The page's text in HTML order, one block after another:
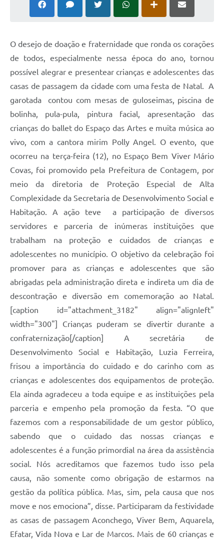
O desejo de doação e fraternidade que ronda os corações
de todos, especialmente nessa época do ano, tornou
possível alegrar e presentear crianças e adolescentes das
casas de passagem da cidade com uma festa de Natal. A
garotada contou com mesas de guloseimas, piscina de
bolinha, pula-pula, pintura facial, apresentação das
crianças do ballet do Espaço das Artes e muita música ao
vivo, com a cantora mirim Polly Angel. O evento, que
ocorreu na terça-feira (12), no Espaço Bem Viver Mário
Covas, foi promovido pela Prefeitura de Contagem, por
meio da diretoria de Proteção Especial de Alta
Complexidade da Secretaria de Desenvolvimento Social e
Habitação. A ação teve a participação de diversos
servidores e parceria de inúmeras instituições que
trabalham na proteção e cuidados de crianças e
adolescentes no município. O objetivo da celebração foi
promover para as crianças e adolescentes que são
abrigadas pela administração direta e indireta um dia de
descontração e diversão em comemoração ao Natal.
[caption id="attachment_3182" align="alignleft"
width="300"] Crianças puderam se divertir durante a
confraternização[/caption] A secretária de
Desenvolvimento Social e Habitação, Luzia Ferreira,
frisou a importância do cuidado e do carinho com as
crianças e adolescentes dos equipamentos de proteção.
Ela ainda agradeceu a toda equipe e as instituições pela
parceria e empenho pela promoção da festa. “O que
fazemos com a responsabilidade de um gestor público,
sabendo que o cuidado das nossas crianças e
adolescentes é a função primordial na área da assistência
social. Nós acreditamos que fazemos tudo isso pela
causa, não somente como obrigação de estarmos na
gestão da política pública. Mas, sim, pela causa que nos
move e nos emociona”, disse. Participaram da festividade
as casas de passagem Aconchego, Viver Bem, Aquarela,
Efatar, Vida Nova e Lar de Marcos. Mais de 60 crianças e